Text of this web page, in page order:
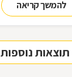
ביותר עבורכם
להמשך קריאה
נוספות